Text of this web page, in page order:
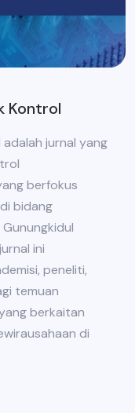
Kontrol
jurnal yang
berfokus
bidang
ini
peneliti,
temuan
berkaitan
di